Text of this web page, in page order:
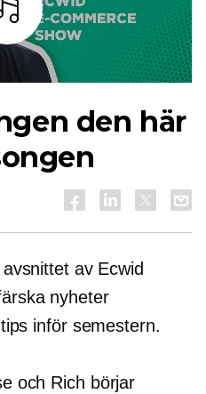
den här
av Ecwid
nyheter
inför semestern.
och Rich börjar